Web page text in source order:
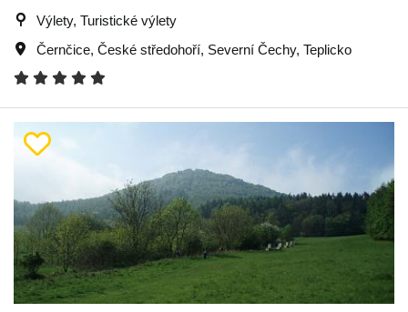
Výlety, Turistické výlety
Černčice, České středohoří, Severní Čechy, Teplicko